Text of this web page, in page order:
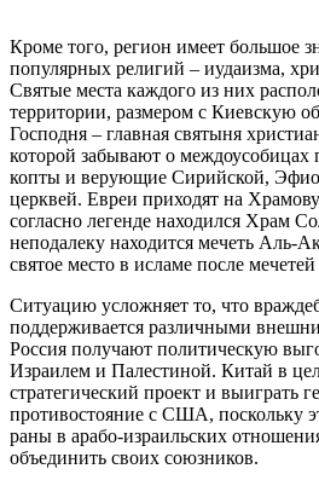
Кроме того, регион имеет большое
популярных религий – иудаизма,
Святые места каждого из них
территории, размером с Киевскую
Господня – главная святыня
которой забывают о междоусобицах
копты и верующие Сирийской,
церквей. Евреи приходят на
согласно легенде находился Храм
неподалеку находится мечеть Аль-
святое место в исламе после
Ситуацию усложняет то, что
поддерживается различными
Россия получают политическую
Израилем и Палестиной. Китай в
стратегический проект и выиграть
противостояние с США, поскольку
раны в арабо-израильских
объединить своих союзников.